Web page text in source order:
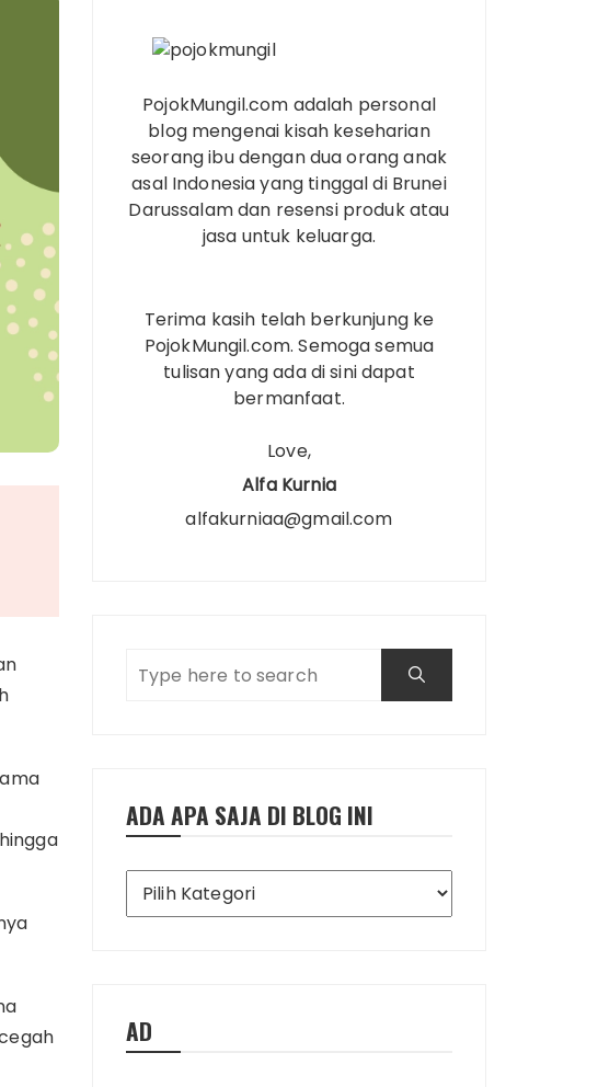
PojokMungil.com adalah personal
blog mengenai kisah keseharian
seorang ibu dengan dua orang anak
asal Indonesia yang tinggal di Brunei
Darussalam dan resensi produk atau
jasa untuk keluarga.
Terima kasih telah berkunjung ke
PojokMungil.com. Semoga semua
tulisan yang ada di sini dapat
bermanfaat.
Love,
Alfa Kurnia
alfakurniaa@gmail.com
ADA APA SAJA DI BLOG INI
Ada
Apa
AD